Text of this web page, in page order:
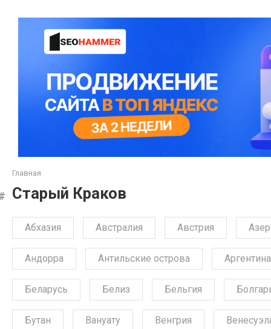
Главная
Старый Краков
Абхазия Австралия Австрия
Андорра Антильские острова Аргентина
Беларусь Белиз Бельгия
Бутан Вануату Венгрия